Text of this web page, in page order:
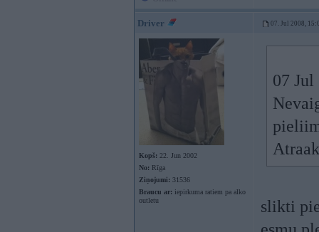
Driver 07. Jul 2008,
Kopš: 22. Jun 2002
No: Rīga
Ziņojumi: 31536
Braucu ar: iepirkuma ratiem pa alko
outletu
07
slikti